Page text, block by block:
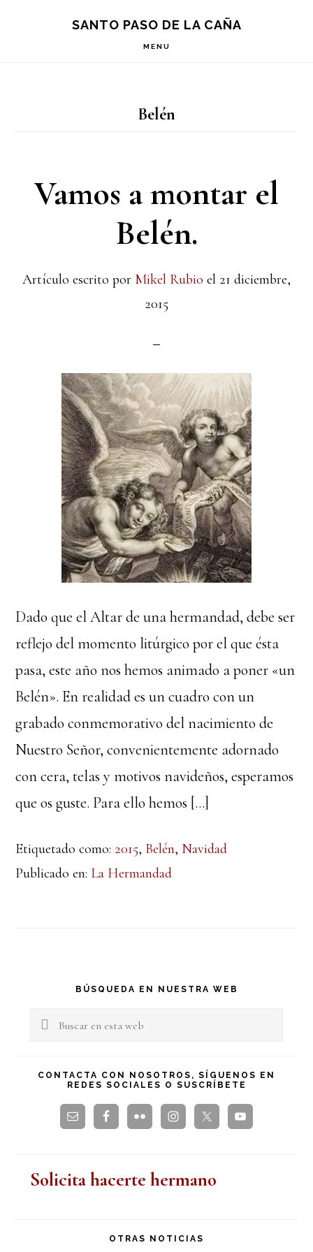
SANTO PASO DE LA CAÑA
MENU
Belén
Vamos a montar el
Belén.
Artículo escrito por Mikel Rubio el 21 diciembre,
2015
Dado que el Altar de una hermandad, debe ser
reflejo del momento litúrgico por el que ésta
pasa, este año nos hemos animado a poner «un
Belén». En realidad es un cuadro con un
grabado conmemorativo del nacimiento de
Nuestro Señor, convenientemente adornado
con cera, telas y motivos navideños, esperamos
que os guste. Para ello hemos […]
Etiquetado como: 2015, Belén, Navidad
Publicado en: La Hermandad
Barra
lateral
BÚSQUEDA EN NUESTRA WEB
Buscar
esta
CONTACTA CON NOSOTROS, SÍGUENOS EN
REDES SOCIALES O SUSCRÍBETE
Solicita hacerte hermano
OTRAS NOTICIAS